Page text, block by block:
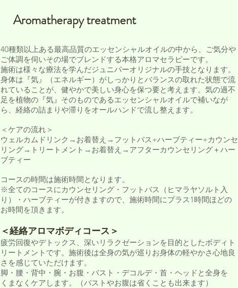
Aromatherapy​ treatment
40種類以上ある最高品質のエッセンシャルオイルの中から、ご気分や
ご体調を伺いその場でブレンドする本格アロマセラピーです。
施術は様々な療法を学んだジュニパーオリジナルの手技となります。
身体は『気』（エネルギー）がしっかりとバランスの取れた状態で流
れていることが、健やかで美しい身心を保つ要と考えます。気の過不
足を植物の『気』そのものであるエッセンシャルオイルで補いなが
ら、経絡の詰まりや滞りをオールハンドで流し整えます。
＜ケアの流れ＞
ウェルカムドリンク→お着替え→フットバス+ハーブティー+カウンセ
リング→トリートメント→お着替え→アフターカウンセリング＋ハー
ブティー
コースの時間は施術時間となります。
※全てのコースにカウンセリング・フットバス（ヒマラヤソルト入
り）・ハーブティーが付きますので、施術時間にプラス1時間ほどの
お時間を頂きます。
＜経絡アロマボディコース＞
疲労回復やデトックス、深いリラクゼーションを目的としたボディト
リートメントです。施術後は全身の気が巡りお身体の軽やかさ心地良
さを感じていただけます。
脚・腰・背中・腕・お腹・バスト・デコルデ・首・ヘッドと全身を
くまなくケアします。（バストやお腹は省くことも出来ます）